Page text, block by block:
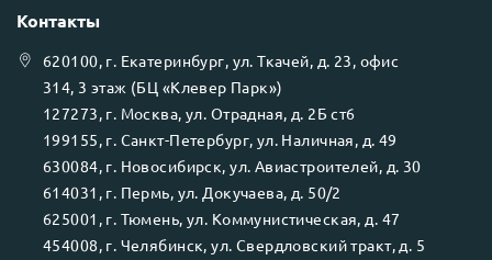
Контакты
620100, г. Екатеринбург, ул.Ткачей, д. 23, офис
314, 3 этаж (БЦ «Клевер Парк»)
127273, г. Москва, ул. Отрадная, д. 2Б ст6
199155, г. Санкт-Петербург, ул. Наличная, д. 49
630084, г. Новосибирск, ул. Авиастроителей, д. 30
614031 , г. Пермь, ул. Докучаева, д. 50/2
625001 , г. Тюмень, ул. Коммунистическая, д. 47
454008, г. Челябинск, ул. Свердловский тракт, д. 5